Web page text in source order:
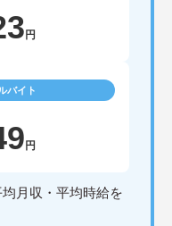
円
バイト
円
月収・平均時給を